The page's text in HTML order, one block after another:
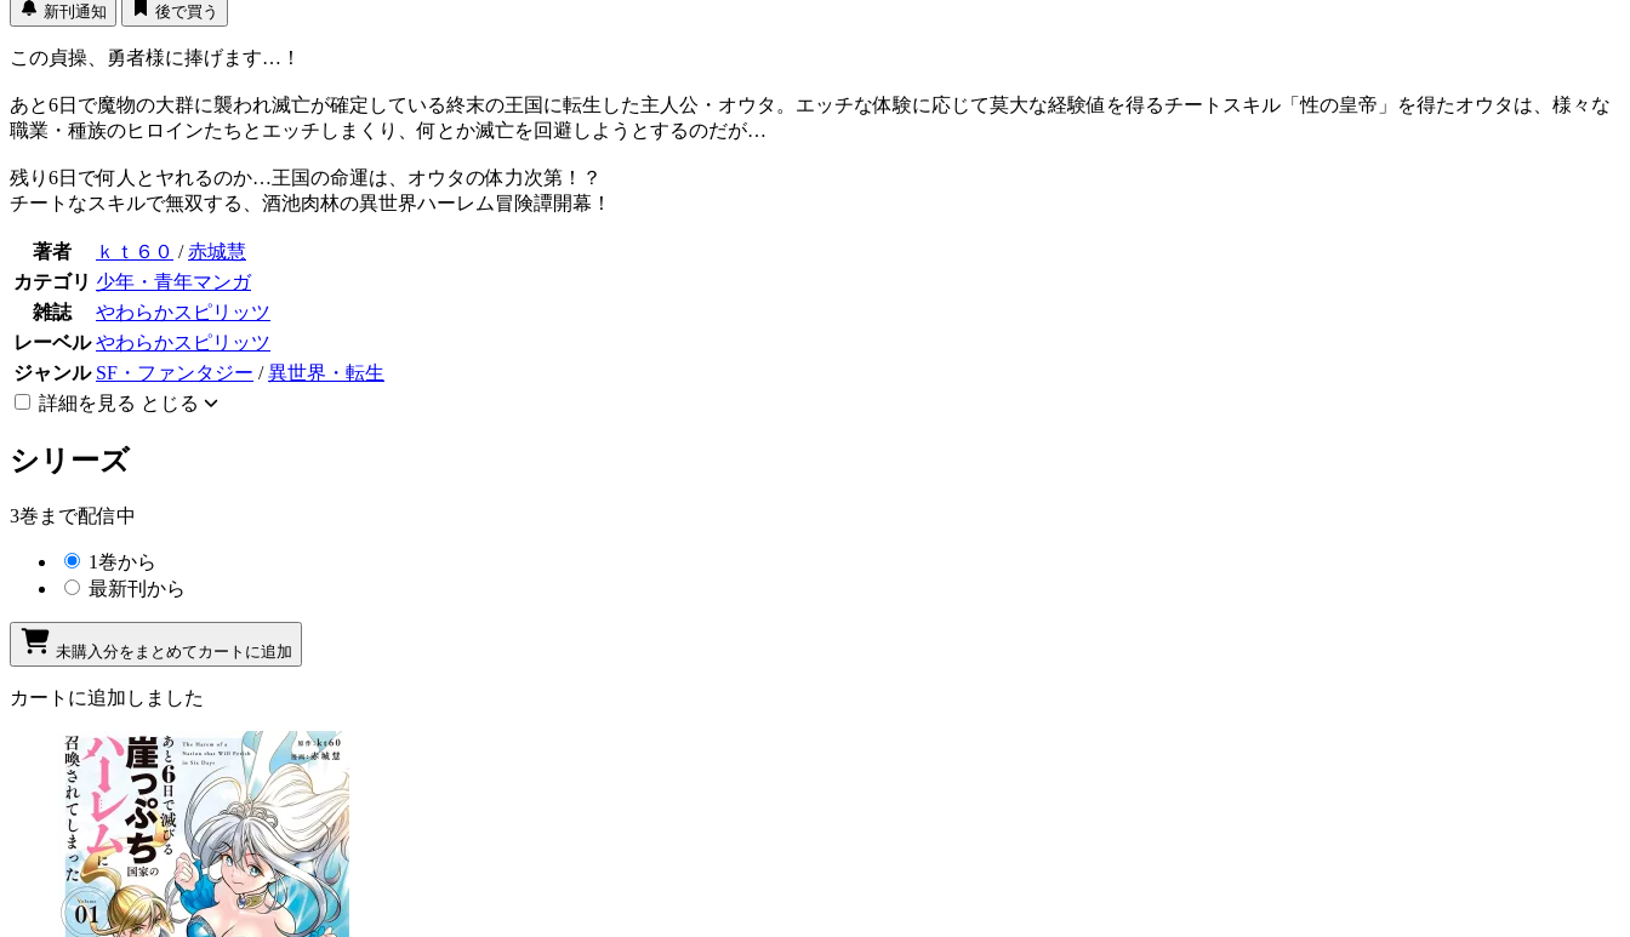
新刊通知 後で買う
この貞操、勇者様に捧げます…！
あと6日で魔物の大群に襲われ滅亡が確定している終末の王国に転生した主人公・オウタ。エッチな体験に応じて莫大な経験値を得るチートスキル「性の皇帝」を得たオウタは、様々な
職業・種族のヒロインたちとエッチしまくり、何とか滅亡を回避しようとするのだが…
残り6日で何人とヤれるのか…王国の命運は、オウタの体力次第！？
チートなスキルで無双する、酒池肉林の異世界ハーレム冒険譚開幕！
著者 ｋｔ６０ /赤城慧
カテゴリ 少年・青年マンガ
雑誌
やわらかスピリッツ
レーベル やわらかスピリッツ
ジャンル SF・ファンタジー /異世界・転生
詳細を見る とじる
シリーズ
3巻まで配信中
1巻から
最新刊から
未購入分をまとめてカートに追加
カートに追加しました